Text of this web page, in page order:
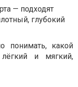
— подходят
глубокий
понимать, какой
и мягкий,